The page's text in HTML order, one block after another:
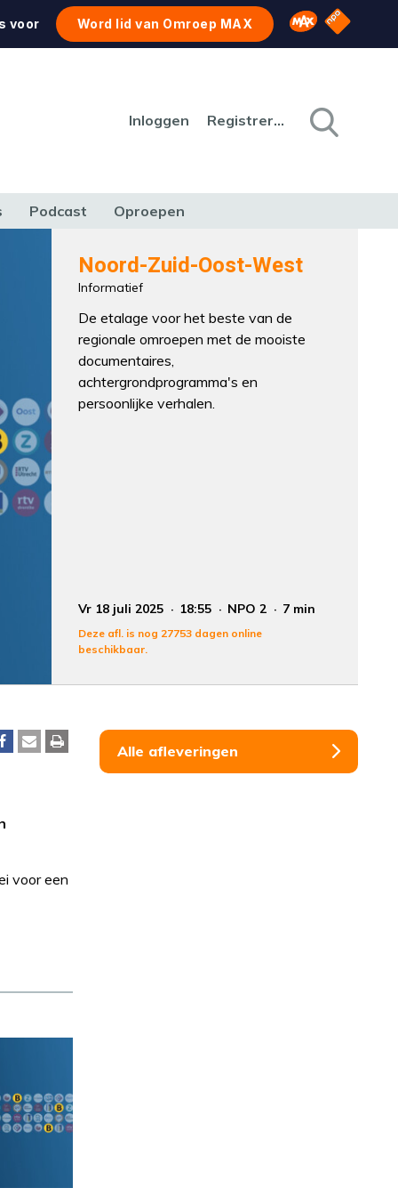
voor Word lid van Omroep MAX Omroep MAX
NPO
Inloggen Registreren
Podcast Oproepen
Noord-Zuid-Oost-West
Informatief
De etalage voor het beste van de
regionale omroepen met de mooiste
documentaires,
achtergrondprogramma's en
persoonlijke verhalen.
Vr 18 juli 2025 18:55 NPO 2 7 min
Deze afl. is nog 27753 dagen online
beschikbaar.
voor een
Alle afleveringen